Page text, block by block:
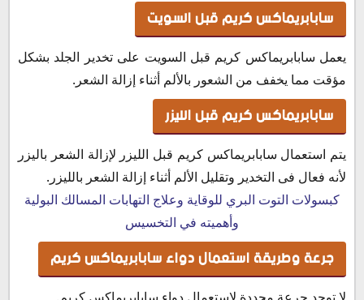
سابابريماكس كريم قبل السويت
يعمل سابابريماكس كريم قبل السويت على تخدير الجلد بشكل
مؤقت مما يخفف من الشعور بالألم أثناء إزالة الشعر.
سابابريماكس كريم قبل الليزر
يتم استعمال سابابريماكس كريم قبل الليزر لإزالة الشعر باليزر
لأنه فعال فى التخدير وتقليل الألم أثناء إزالة الشعر بالليزر.
كبسولات التوت البري للوقاية وعلاج التهابات المسالك البولية
وأهميته في التخسيس
جرعة وطريقة استعمال دواء سابابريماكس كريم